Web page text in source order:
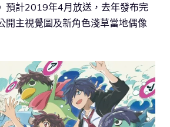
預計2019年4月放送，去年發布完
開主視覺圖及新角色淺草當地偶像